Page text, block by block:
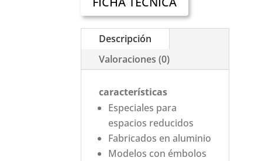
Descripción
Valoraciones (0)
características
Especiales para
espacios reducidos
Fabricados en aluminio
Modelos con émbolos